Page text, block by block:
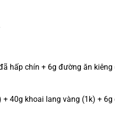
hấp chín + 6g đường ăn kiêng
40g khoai lang vàng (1k) +